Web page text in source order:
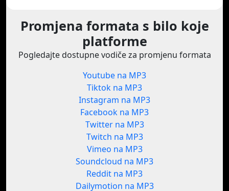
Promjena formata s bilo koje
platforme
Pogledajte dostupne vodiče za promjenu formata
Youtube na MP3
Tiktok na MP3
Instagram na MP3
Facebook na MP3
Twitter na MP3
Twitch na MP3
Vimeo na MP3
Soundcloud na MP3
Reddit na MP3
Dailymotion na MP3